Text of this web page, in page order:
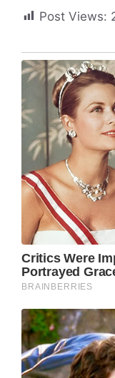
Post Views: